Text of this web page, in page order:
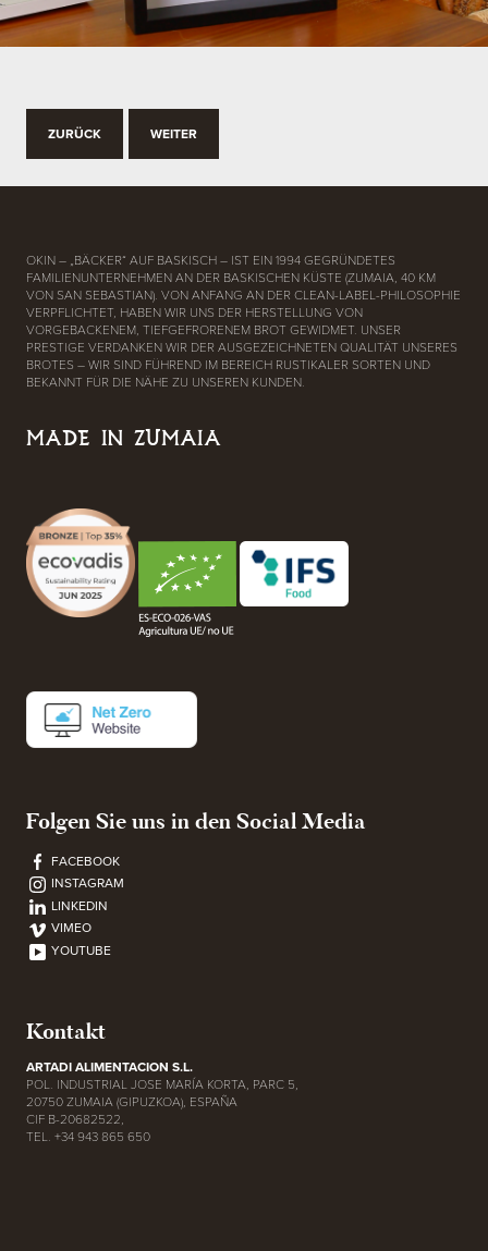
ZURÜCK WEITER
OKIN – „BÄCKER“ AUF BASKISCH – IST EIN 1994 GEGRÜNDETES
FAMILIENUNTERNEHMEN AN DER BASKISCHEN KÜSTE (ZUMAIA, 40 KM
VON SAN SEBASTIAN). VON ANFANG AN DER CLEAN-LABEL-PHILOSOPHIE
VERPFLICHTET, HABEN WIR UNS DER HERSTELLUNG VON
VORGEBACKENEM, TIEFGEFRORENEM BROT GEWIDMET. UNSER
PRESTIGE VERDANKEN WIR DER AUSGEZEICHNETEN QUALITÄT UNSERES
BROTES – WIR SIND FÜHREND IM BEREICH RUSTIKALER SORTEN UND
BEKANNT FÜR DIE NÄHE ZU UNSEREN KUNDEN.
MADE IN ZUMAIA
Folgen Sie uns in den Social Media
FACEBOOK
INSTAGRAM
LINKEDIN
VIMEO
YOUTUBE
Kontakt
ARTADI ALIMENTACION S.L.
POL. INDUSTRIAL JOSE MARÍA KORTA, PARC 5,
20750 ZUMAIA (GIPUZKOA), ESPAÑA
CIF B-20682522,
TEL. +34 943 865 650